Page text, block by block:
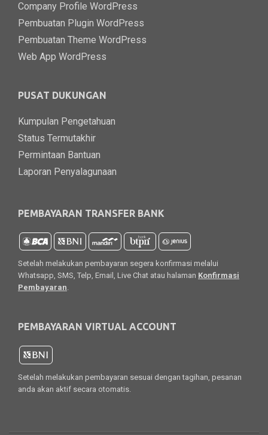
Company Profile WordPress
Pembuatan Plugin WordPress
Pembuatan Theme WordPress
Web App WordPress
PUSAT DUKUNGAN
Kumpulan Pengetahuan
Status Termutakhir
Permintaan Bantuan
Laporan Penyalagunaan
PEMBAYARAN TRANSFER BANK
Setelah melakukan pembayaran segera konfirmasi melalui
Whatsapp, SMS, Telp, Email, Live Chat atau halaman Konfirmasi
Pembayaran.
PEMBAYARAN VIRTUAL ACCOUNT
Setelah melakukan pembayaran sesuai dengan tagihan, pesanan
anda akan aktif secara otomatis.